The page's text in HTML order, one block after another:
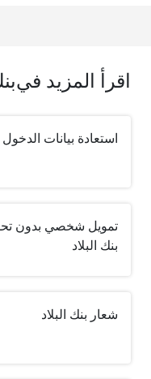
اقرأ المزيد في
استعادة بيانات الدخول
تمويل شخصي بدون
بنك البلاد
شعار بنك البلاد